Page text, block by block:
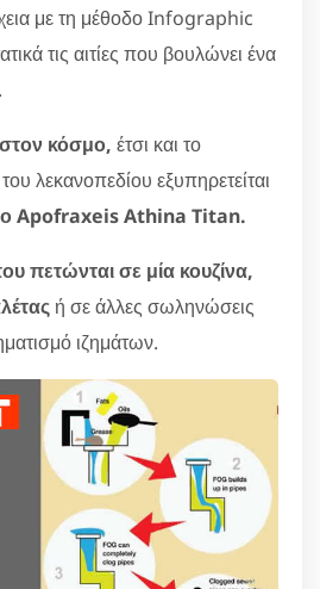
με τη μέθοδο Infographic
τις αιτίες που βουλώνει ένα
κόσμο, έτσι και το
λεκανοπεδίου εξυπηρετείται
Apofraxeis Athina Titan.
πετώνται σε μία κουζίνα,
ή σε άλλες σωληνώσεις
ιζημάτων.